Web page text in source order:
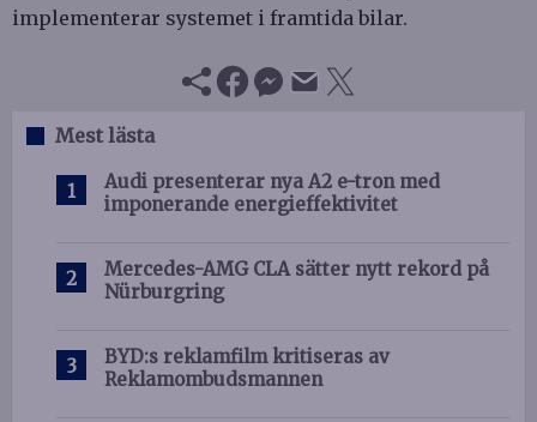
implementerar systemet i framtida bilar.
Mest lästa
Audi presenterar nya A2 e-tron med
imponerande energieffektivitet
Mercedes-AMG CLA sätter nytt rekord på
Nürburgring
BYD:s reklamfilm kritiseras av
Reklamombudsmannen